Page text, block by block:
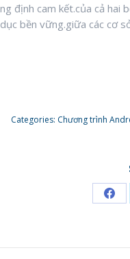
định cam kết.của cả
bền vững.giữa các cơ
Categories: Chương trình